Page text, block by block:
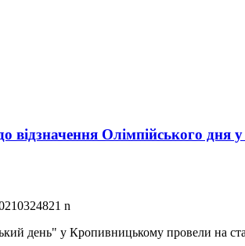
відзначення Олімпійського
день" у Кропивницькому провели на